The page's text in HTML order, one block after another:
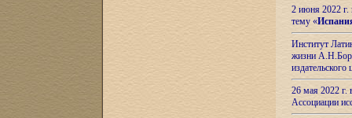
2 июня 2022 г.
тему «
Институт
жизни
26 мая 2022
Ассоциации